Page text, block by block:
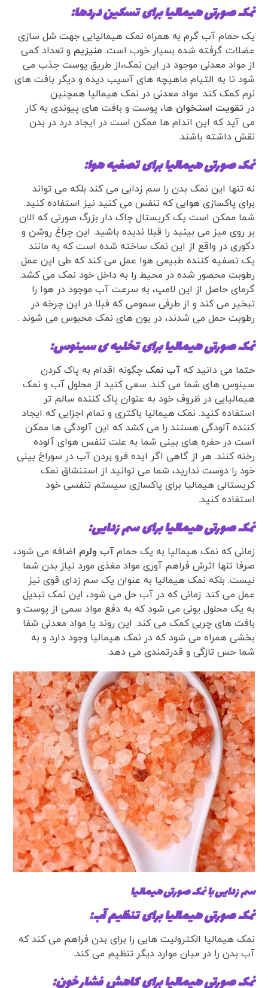
نمک صورتی هیمالیا برای تسکین دردها:
یک حمام آب گرم به همراه نمک هیمالیایی جهت شل سازی
عضلات گرفته شده بسیار خوب است.منیزیم و تعداد کمی
از مواد معدنی موجود در این نمک،از طریق پوست جذب می
شود تا به التیام ماهیچه های آسیب دیده و دیگر بافت های
نرم کمک کند. مواد معدنی در نمک هیمالیا همچنین
در تقویت استخوان ها، پوست و بافت های پیوندی به کار
می آید که این اندام ها ممکن است در ایجاد درد در بدن
نقش داشته باشند.
نمک صورتی هیمالیا برای تصفیه هوا:
نه تنها این نمک بدن را سم زدایی می کند بلکه می تواند
برای پاکسازی هوایی که تنفس می کنید نیز استفاده کنید.
شما ممکن است یک کریستال چاک دار بزرگ صورتی که الان
بر روی میز می بینید را قبلا ندیده باشید. این چراغ روشن و
دکوری در واقع از این نمک ساخته شده است که به مانند
یک تصفیه کننده طبیعی هوا عمل می کند که طی این عمل
رطوبت محصور شده در محیط را به داخل خود نمک می کشد.
گرمای حاصل از این لامپ، به سرعت آب موجود در هوا را
تبخیر می کند و از طرفی سمومی که قبلا در این چرخه در
رطوبت حمل می شدند، در یون های نمک محبوس می شوند .
نمک صورتی هیمالیا برای تخلیه ی سینوس:
حتما می دانید کهآب نمک چگونه اقدام به پاک کردن
سینوس های شما می کند. سعی کنید از محلول آب و نمک
هیمالیایی در ظروف خود به عنوان پاک کننده سالم تر
استفاده کنید. نمک هیمالیا باکتری و تمام اجزایی که ایجاد
کننده آلودگی هستند را می کشد که این آلودگی ها ممکن
است در حفره های بینی شما به علت تنفس هوای آلوده
رخنه کنند. هر از گاهی اگر ایده فرو بردن آب در سوراخ بینی
خود را دوست ندارید، شما می توانید از استنشاق نمک
کریستالی هیمالیا برای پاکسازی سیستم تنفسی خود
استفاده کنید.
نمک صورتی هیمالیا برای سم زدایی:
زمانی که نمک هیمالیا به یک حمامآب ولرم اضافه می شود،
صرفا تنها اثرش فراهم آوری مواد مغذی مورد نیاز بدن شما
نیست. بلکه نمک هیمالیا به عنوان یک سم زدای قوی نیز
عمل می کند. زمانی که در آب حل می شود، این نمک تبدیل
به یک محلول یونی می شود که به دفع مواد سمی از پوست و
بافت های چربی کمک می کند. این روند یا مواد معدنی شفا
بخشی همراه می شود که در نمک هیمالیا وجود دارد و به
شما حس تازگی و قدرتمندی می دهد.
سم زدایی با نمک صورتی هیمالیا
نمک صورتی هیمالیا برای تنظیم آب:
نمک هیمالیا الکترولیت هایی را برای بدن فراهم می کند که
آب بدن را در میان موارد دیگر تنظیم می کند.
نمک صورتی هیمالیا برای کاهشفشار خون: